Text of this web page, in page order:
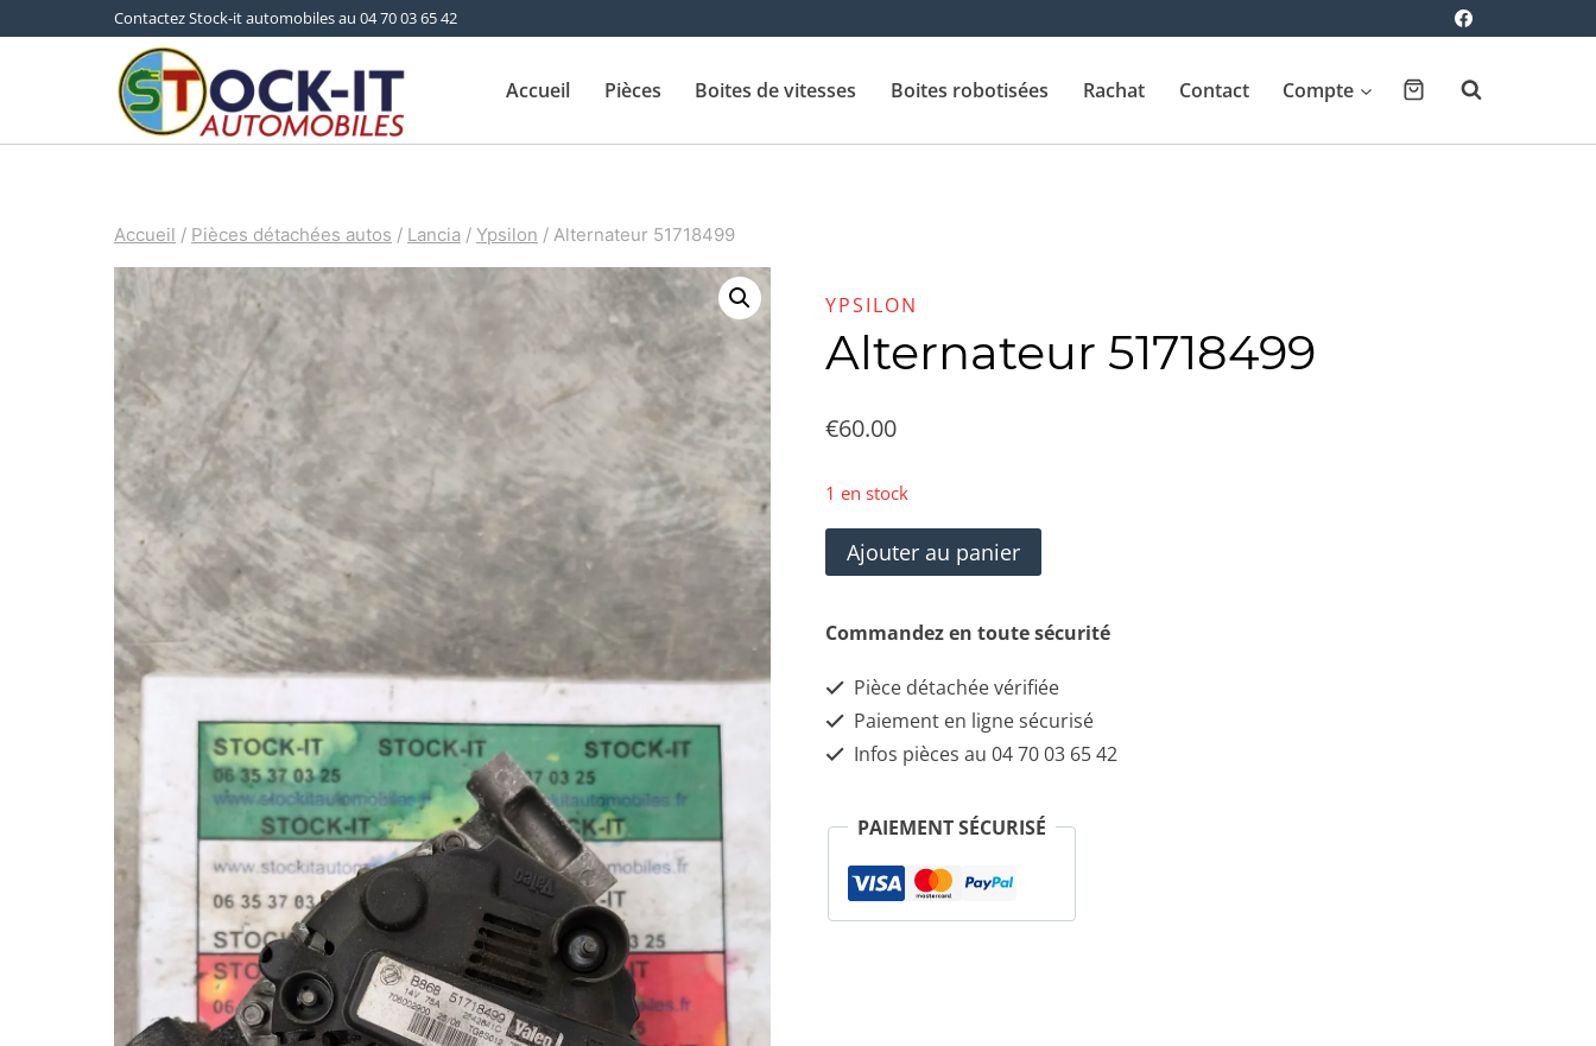
Contactez Stock-it automobiles au 04 70 03 65 42
Accueil Pièces Boites de vitesses Boites robotisées Rachat Contact Compte
Accueil / Pièces détachées autos / Lancia / Ypsilon / Alternateur 51718499
YPSILON
Alternateur 51718499
€60.00
1 en stock
quantité
de
Alternateur
Ajouter au panier
Commandez en toute sécurité
Pièce détachée vérifiée
Paiement en ligne sécurisé
Infos pièces au 04 70 03 65 42
PAIEMENT SÉCURISÉ